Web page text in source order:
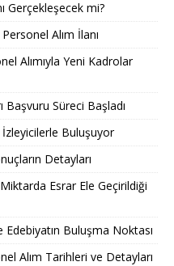
Gerçekleşecek mi?
Alım İlanı
Alımıyla Yeni Kadrolar
Başvuru Süreci Başladı
İzleyicilerle Buluşuyor
Detayları
Esrar Ele Geçirildiği
Buluşma Noktası
Alım Tarihleri ve Detayları